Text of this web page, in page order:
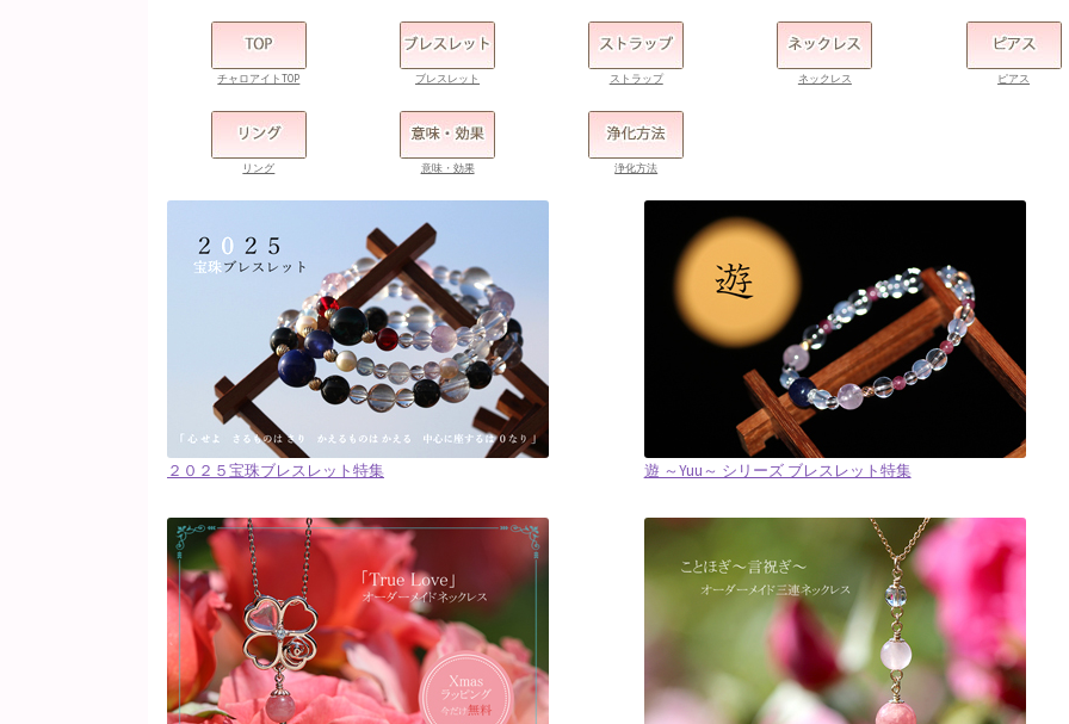
チャロアイトTOP ブレスレット ストラップ ネックレス ピアス
リング 意味・効果 浄化方法
２０２５宝珠ブレスレット特集 遊 ～Yuu～ シリーズ ブレスレット特集